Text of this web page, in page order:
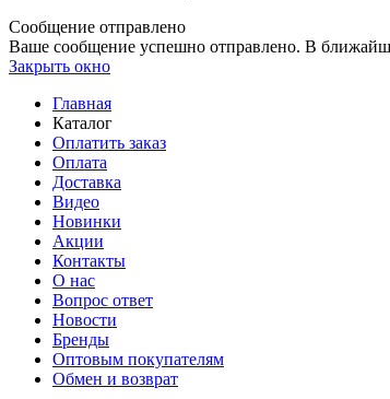
Сообщение отправлено
Ваше сообщение успешно отправлено. В
Закрыть окно
Главная
Каталог
Оплатить заказ
Оплата
Доставка
Видео
Новинки
Акции
Контакты
О нас
Вопрос ответ
Новости
Бренды
Оптовым покупателям
Обмен и возврат